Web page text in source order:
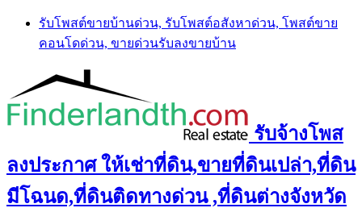
Skip
content
รับโพสต์ขายบ้านด่วน, รับโพสต์อสังหาด่วน, โพสต์ขาย
คอนโดด่วน, ขายด่วนรับลงขายบ้าน
รับจ้างโพส
ลงประกาศ ให้เช่าที่ดิน,ขายที่ดินเปล่า,ที่ดิน
มีโฉนด,ที่ดินติดทางด่วน ,ที่ดินต่างจังหวัด